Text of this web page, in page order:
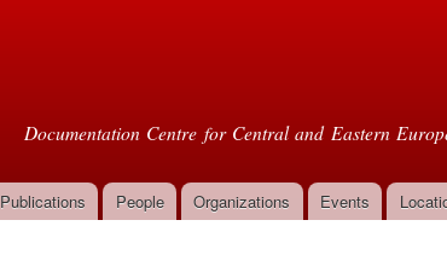
Documentation Centre for Central and Eastern
Publications People Organizations Events